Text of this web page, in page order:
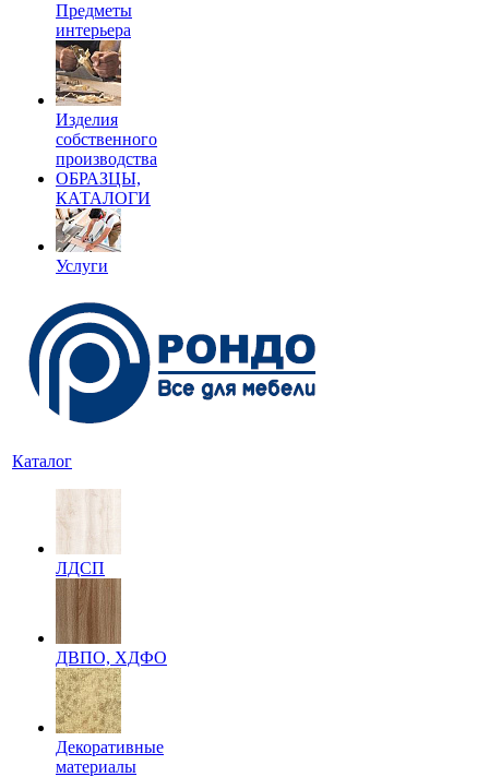
Предметы
интерьера
Изделия
собственного
производства
ОБРАЗЦЫ,
КАТАЛОГИ
Услуги
Каталог
ЛДСП
ДВПО, ХДФО
Декоративные
материалы